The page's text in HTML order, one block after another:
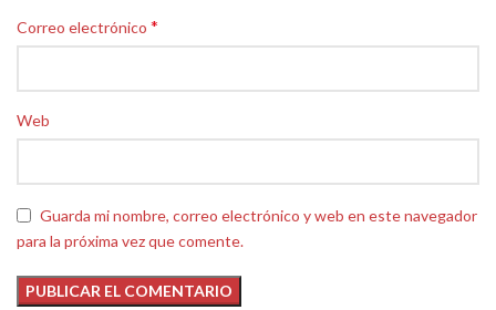
Correo electrónico *
Web
Guarda mi nombre, correo electrónico y web en este navegador
para la próxima vez que comente.